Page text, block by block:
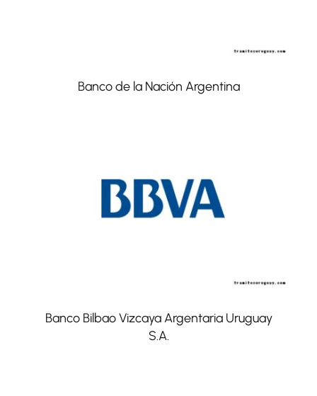
Banco de la Nación Argentina
Banco Bilbao Vizcaya Argentaria Uruguay
S.A.